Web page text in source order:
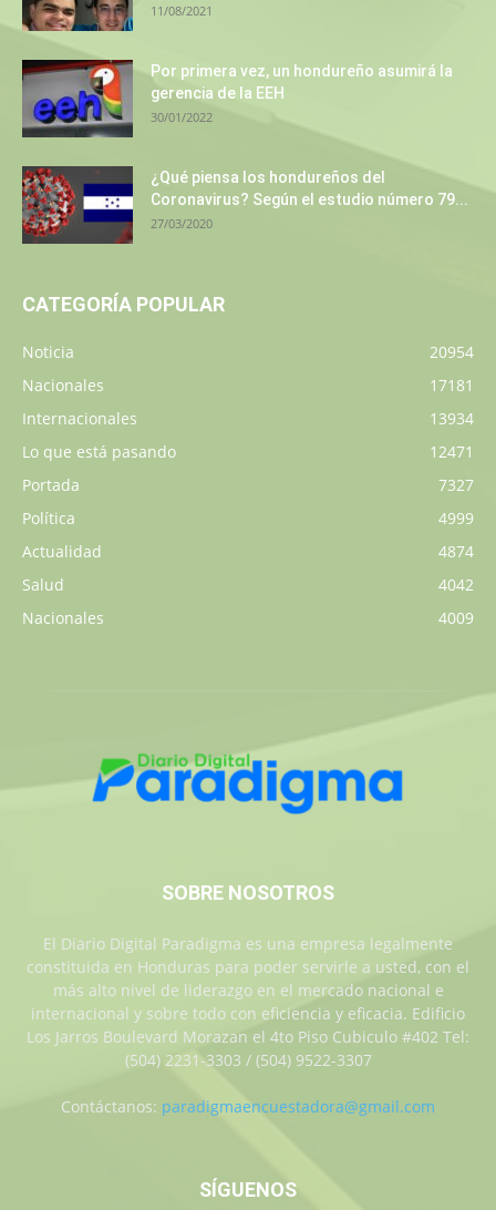
11/08/2021
Por primera vez, un hondureño asumirá la
gerencia de la EEH
30/01/2022
¿Qué piensa los hondureños del
Coronavirus? Según el estudio número 79...
27/03/2020
CATEGORÍA POPULAR
Noticia
20954
Nacionales
17181
Internacionales
13934
Lo que está pasando
12471
Portada
7327
Política
4999
Actualidad
4874
Salud
4042
Nacionales
4009
SOBRE NOSOTROS
El Diario Digital Paradigma es una empresa legalmente
constituida en Honduras para poder servirle a usted, con el
más alto nivel de liderazgo en el mercado nacional e
internacional y sobre todo con eficiencia y eficacia. Edificio
Los Jarros Boulevard Morazan el 4to Piso Cubiculo #402 Tel:
(504) 2231-3303 / (504) 9522-3307
Contáctanos: paradigmaencuestadora@gmail.com
SÍGUENOS